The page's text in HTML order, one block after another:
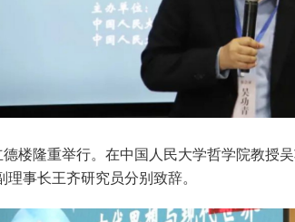
楼隆重举行。在中国人民大学哲学院教
事长王齐研究员分别致辞。